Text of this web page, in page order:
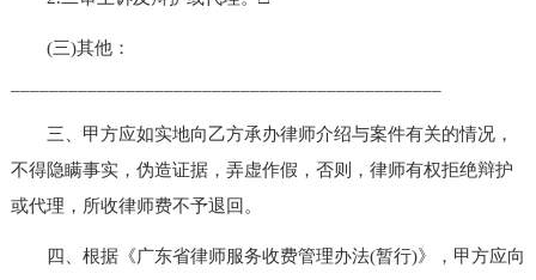
(三)其他：
三、甲方应如实地向乙方承办律师介绍与案件有关的情况，
不得隐瞒事实，伪造证据，弄虚作假，否则，律师有权拒绝辩护
或代理，所收律师费不予退回。
四、根据《广东省律师服务收费管理办法(暂行)》，甲方应向